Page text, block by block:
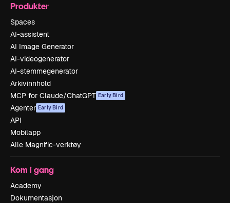
Produkter
Spaces
AI-assistent
AI Image Generator
AI-videogenerator
AI-stemmegenerator
Arkivinnhold
MCP for Claude/ChatGPT Early Bird
Agenter Early Bird
API
Mobilapp
Alle Magnific-verktøy
Kom i gang
Academy
Dokumentasjon